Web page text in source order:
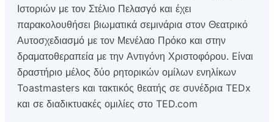
Ιστοριών με τον Στέλιο Πελασγό και έχει
παρακολουθήσει βιωματικά σεμινάρια στον Θεατρικό
Αυτοσχεδιασμό με τον Μενέλαο Πρόκο και στην
δραματοθεραπεία με την Αντιγόνη Χριστοφόρου. Eίναι
δραστήριο μέλος δύο ρητορικών ομίλων ενηλίκων
Toastmasters και τακτικός θεατής σε συνέδρια TEDx
και σε διαδικτυακές ομιλίες στο TED.com